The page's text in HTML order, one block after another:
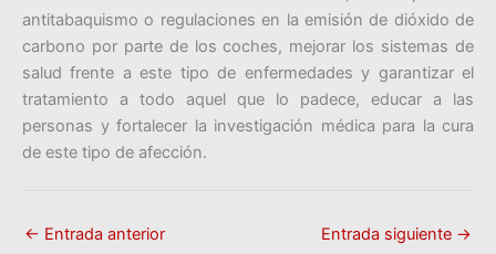
antitabaquismo o regulaciones en la emisión de dióxido de
carbono por parte de los coches, mejorar los sistemas de
salud frente a este tipo de enfermedades y garantizar el
tratamiento a todo aquel que lo padece, educar a las
personas y fortalecer la investigación médica para la cura
de este tipo de afección.
← Entrada anterior Entrada siguiente →